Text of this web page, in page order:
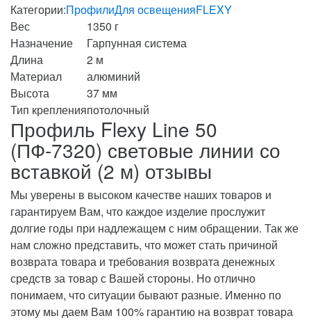
Категории:ПрофилиДля освещенияFLEXY
Вес
1350 г
Назначение
Гарпунная система
Длина
2 м
Материал
алюминий
Высота
37 мм
Тип крепленияпотолочный
Профиль Flexy Line 50
(ПФ-7320) световые линии со
вставкой (2 м) отзывы
Мы уверены в высоком качестве наших товаров и
гарантируем Вам, что каждое изделие прослужит
долгие годы при надлежащем с ним обращении. Так же
нам сложно представить, что может стать причиной
возврата товара и требования возврата денежных
средств за товар с Вашей стороны. Но отлично
понимаем, что ситуации бывают разные. Именно по
этому мы даем Вам 100% гарантию на возврат товара